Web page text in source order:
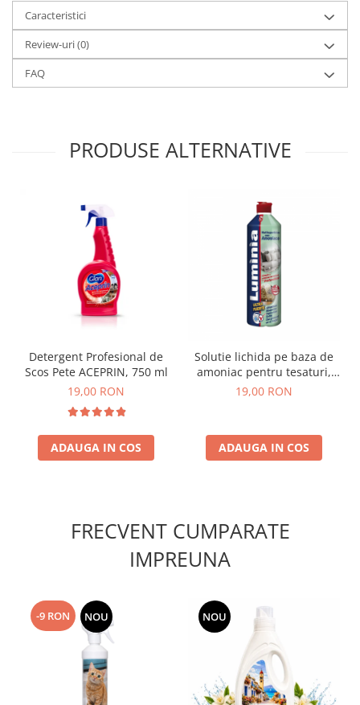
Caracteristici
Review-uri(0)
FAQ
PRODUSE ALTERNATIVE
Detergent Profesional de
Scos Pete ACEPRIN, 750 ml
19,00 RON
ADAUGA IN COS
Solutie lichida pe baza de
amoniac pentru tesaturi,
covoare, mochete LUMINIA
19,00 RON
ADAUGA IN COS
FRECVENT CUMPARATE
IMPREUNA
-9 RON NOU NOU